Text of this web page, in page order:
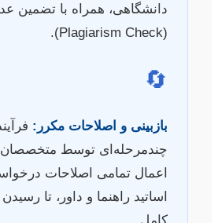
دانشگاهی، همراه با تضمین
(Plagiarism Check).
🔄
بازبینی و اصلاحات مکرر:
چندمرحله‌ای توسط
اعمال تمامی اصلاحات
اساتید راهنما و داور، تا
کامل.